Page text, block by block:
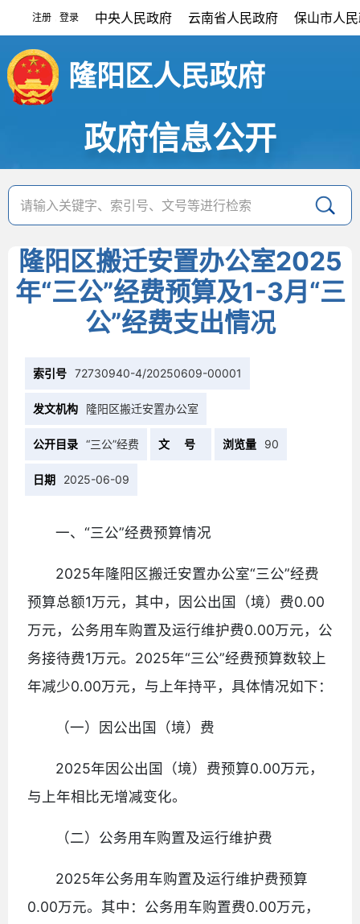
注册 登录 中央人民政府 云南省人民政府 保山市人
隆阳区人民政府
政府信息公开
隆阳区搬迁安置办公室2025
年“三公”经费预算及1-3月“三
公”经费支出情况
索引号 72730940-4/20250609-00001
发文机构 隆阳区搬迁安置办公室
公开目录 “三公”经费 文 号 浏览量 90
日期 2025-06-09
一、“三公”经费预算情况
2025年隆阳区搬迁安置办公室“三公”经费
预算总额1万元，其中，因公出国（境）费0.00
万元，公务用车购置及运行维护费0.00万元，公
务接待费1万元。2025年“三公”经费预算数较上
年减少0.00万元，与上年持平，具体情况如下：
（一）因公出国（境）费
2025年因公出国（境）费预算0.00万元，
与上年相比无增减变化。
（二）公务用车购置及运行维护费
2025年公务用车购置及运行维护费预算
0.00万元。其中：公务用车购置费0.00万元，